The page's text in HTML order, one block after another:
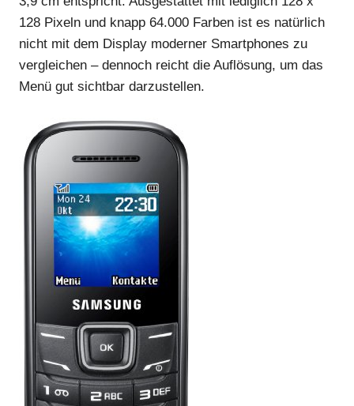
128 Pixeln und knapp 64.000 Farben ist es natürlich
nicht mit dem Display moderner Smartphones zu
vergleichen – dennoch reicht die Auflösung, um das
Menü gut sichtbar darzustellen.